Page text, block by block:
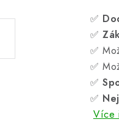
✅
✅
✅
✅
✅
✅
Více